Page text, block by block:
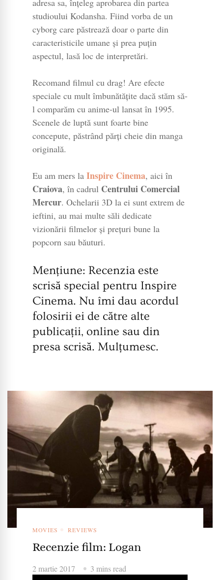
studioului Kodansha. Fiind vorba de un
cyborg care păstrează doar o parte din
caracteristicile umane și prea puțin
aspectul, lasă loc de interpretări.
Recomand filmul cu drag! Are efecte
speciale cu mult îmbunătățite dacă stăm să-
l comparăm cu anime-ul lansat în 1995.
Scenele de luptă sunt foarte bine
concepute, păstrând părți cheie din manga
originală.
Eu am mers la Inspire Cinema, aici în
Craiova, în cadrul Centrului Comercial
Mercur. Ochelarii 3D la ei sunt extrem de
ieftini, au mai multe săli dedicate
vizionării filmelor și prețuri bune la
popcorn sau băuturi.
Mențiune: Recenzia este
scrisă special pentru Inspire
Cinema. Nu îmi dau acordul
folosirii ei de către alte
publicații, online sau din
presa scrisă. Mulțumesc.
MOVIES REVIEWS
Recenzie film: Logan
2 martie 2017 3 mins read